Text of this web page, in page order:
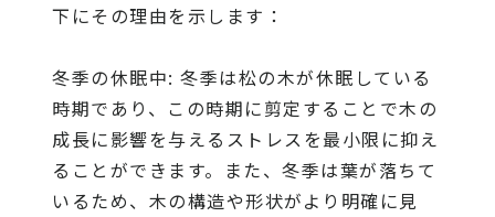
下にその理由を示します：
冬季の休眠中: 冬季は松の木が休眠している
時期であり、この時期に剪定することで木の
成長に影響を与えるストレスを最小限に抑え
ることができます。また、冬季は葉が落ちて
いるため、木の構造や形状がより明確に見